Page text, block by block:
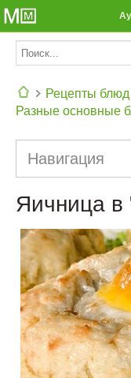
Рецепты блюд
Разные основные
Навигация
Яичница в